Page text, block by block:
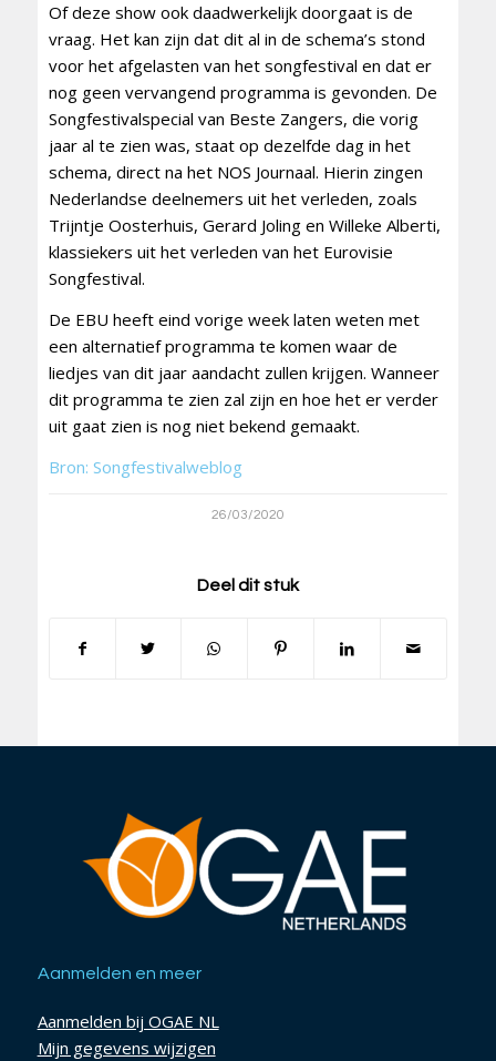
Of deze show ook daadwerkelijk doorgaat is de
vraag. Het kan zijn dat dit al in de schema’s stond
voor het afgelasten van het songfestival en dat er
nog geen vervangend programma is gevonden. De
Songfestivalspecial van Beste Zangers, die vorig
jaar al te zien was, staat op dezelfde dag in het
schema, direct na het NOS Journaal. Hierin zingen
Nederlandse deelnemers uit het verleden, zoals
Trijntje Oosterhuis, Gerard Joling en Willeke Alberti,
klassiekers uit het verleden van het Eurovisie
Songfestival.
De EBU heeft eind vorige week laten weten met
een alternatief programma te komen waar de
liedjes van dit jaar aandacht zullen krijgen. Wanneer
dit programma te zien zal zijn en hoe het er verder
uit gaat zien is nog niet bekend gemaakt.
Bron: Songfestivalweblog
26/03/2020
Deel dit stuk
Aanmelden en meer
Aanmelden bij OGAE NL
Mijn gegevens wijzigen